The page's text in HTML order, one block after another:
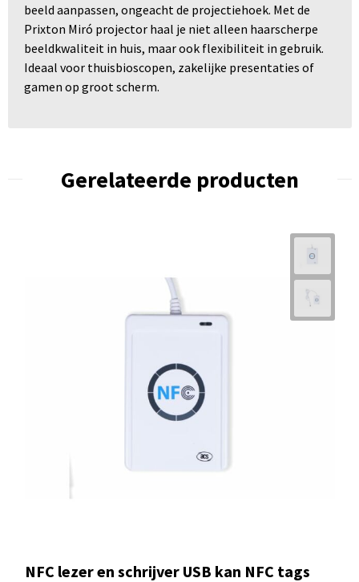
beeld aanpassen, ongeacht de projectiehoek. Met de
Prixton Miró projector haal je niet alleen haarscherpe
beeldkwaliteit in huis, maar ook flexibiliteit in gebruik.
Ideaal voor thuisbioscopen, zakelijke presentaties of
gamen op groot scherm.
Gerelateerde producten
NFC lezer en schrijver USB kan NFC tags